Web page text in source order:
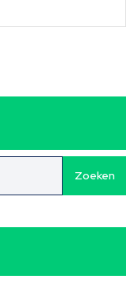
Zoeken